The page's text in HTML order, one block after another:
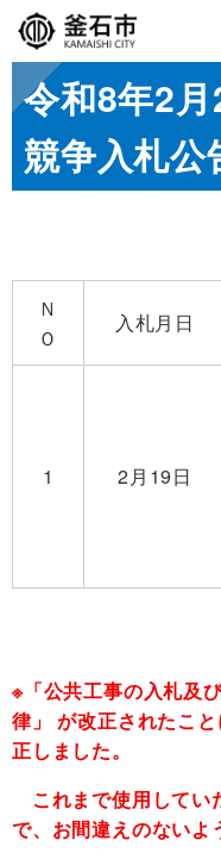
令和8年2
競争入札公
Ｎ
Ｏ
入札月日
1 2月19日
※「公共工事の入札及
律」 が改正されたこ
正しました。
これまで使用してい
で、お間違えのないよ